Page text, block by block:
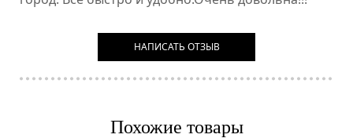
НАПИСАТЬ ОТЗЫВ
Похожие товары